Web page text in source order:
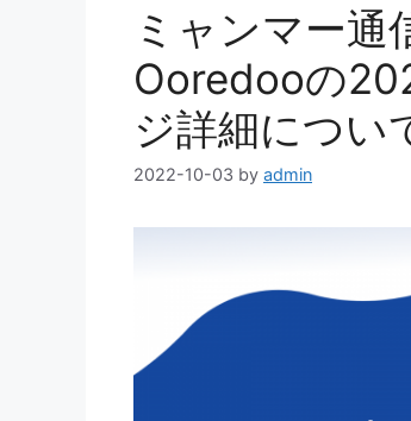
ミャンマー通
Ooredooの
ジ詳細につい
2022-10-03 by admin